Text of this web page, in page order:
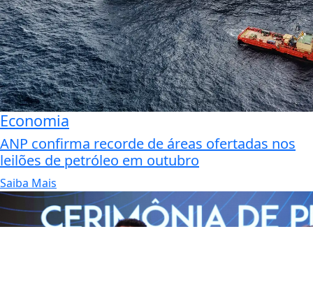
Economia
ANP confirma recorde de áreas ofertadas nos
leilões de petróleo em outubro
Saiba Mais